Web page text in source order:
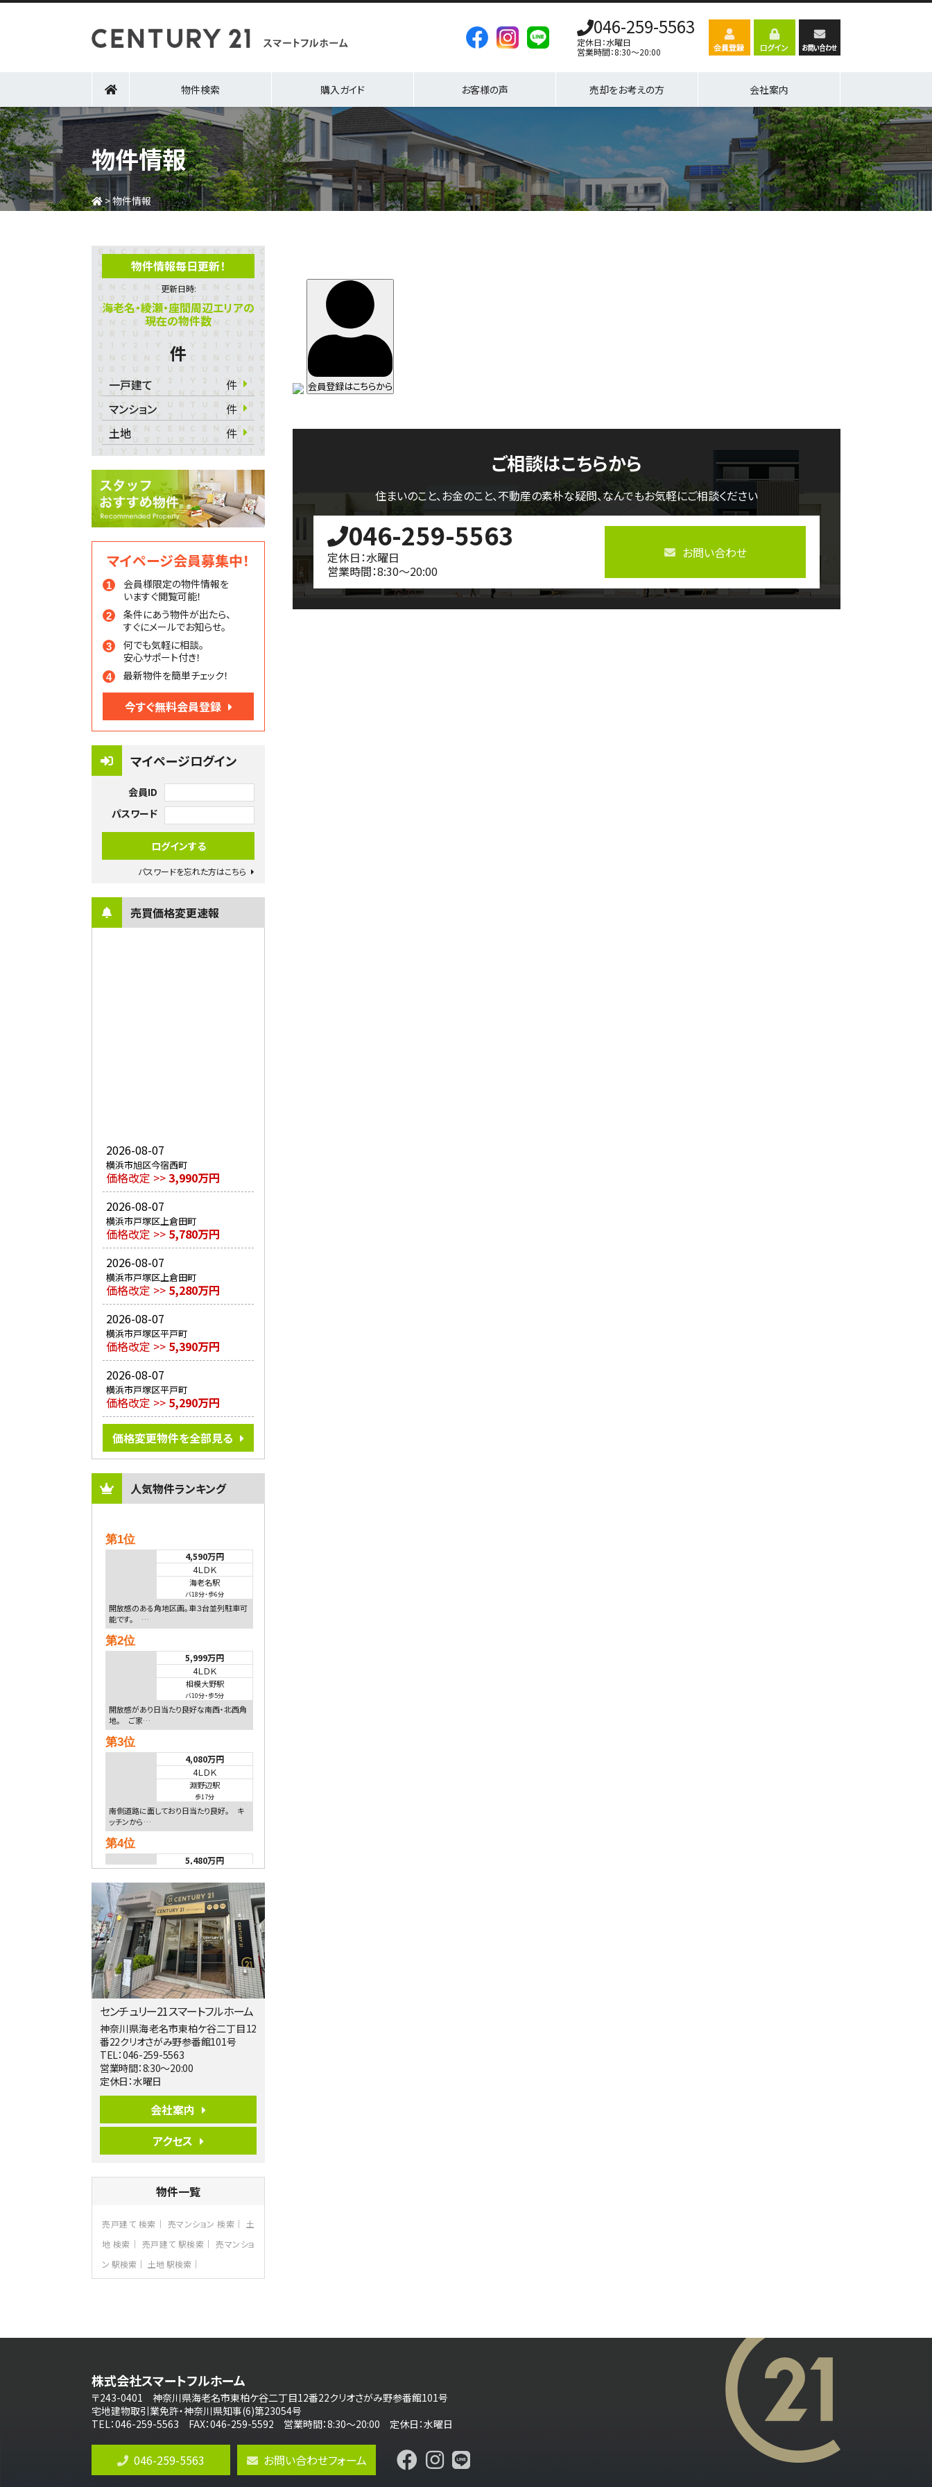
046-259-5563
定休日：水曜日
営業時間：8:30～20:00
物件検索 購入ガイド お客様の声 売却をお考えの方 会社案内
物件情報
>物件情報
物件情報毎日更新！
更新日時:
海老名・綾瀬・座間周辺エリアの
現在の物件数
件
一戸建て
件
マンション
件
土地
件
マイページ会員募集中！
会員様限定の物件情報を
いますぐ閲覧可能！
条件にあう物件が出たら、
すぐにメールでお知らせ。
何でも気軽に相談。
安心サポート付き！
最新物件を簡単チェック！
今すぐ無料会員登録
マイページログイン
会員ID
パスワード
パスワードを忘れた方はこちら
売買価格変更速報
2026-08-07
横浜市旭区今宿西町
価格改定 >>3,990万円
2026-08-07
横浜市戸塚区上倉田町
価格改定 >> 5,780万円
2026-08-07
横浜市戸塚区上倉田町
価格改定 >> 5,280万円
2026-08-07
横浜市戸塚区平戸町
価格改定 >> 5,390万円
2026-08-07
横浜市戸塚区平戸町
価格改定 >> 5,290万円
価格変更物件を全部見る
人気物件ランキング
第1位
4,590万円
4ＬＤＫ
海老名駅
バ18分・歩6分
開放感のある角地区画。車３台並列駐車可
能です。 …
第2位
5,999万円
4ＬＤＫ
相模大野駅
バ10分・歩5分
開放感があり日当たり良好な南西・北西角
地。 ご家…
第3位
4,080万円
4ＬＤＫ
淵野辺駅
歩17分
南側道路に面しており日当たり良好。 キ
ッチンから…
第4位
5,480万円
相模大野駅
バ9分・ 歩4分
２０１５年６月築、積水ハウス施工住宅で
す。 南東…
第5位
3,680万円
4ＬＤＫ
橋本駅
バ19分・歩8分
開放感があり日当たり良好な南西・北西角
地区画。 …
第6位
3,680万円
4ＳＬＤＫ
リビングダイニング部分の床暖房完備 車
並列2台駐…
4ＬＤＫ
さがみ野駅
る広さ…
第8位
4,190万円
4ＬＤＫ
4ＬＤＫ
長後駅
バ11分 ・歩6分
全棟ＬＤＫは16帖の4ＬＤＫ！食器洗い乾燥
機や浴…
3,990万円
センチュリー21スマートフルホーム
神奈川県海老名市東柏ケ谷二丁目12
番22クリオさがみ野参番館101号
TEL：046-259-5563
営業時間：8:30～20:00
定休日：水曜日
会社案内
アクセス
物件一覧
売戸建て 検索 売マンション 検索
土
地 検索
売戸建て 駅検索
売マンショ
ン 駅検索
土地 駅検索
会員登録はこちらから
ご相談はこちらから
住まいのこと、お金のこと、不動産の素朴な疑問、なんでもお気軽にご相談ください
046-259-5563
定休日：水曜日
営業時間：8:30～20:00
お問い合わせ
株式会社スマートフルホーム
〒243-0401 神奈川県海老名市東柏ケ谷二丁目12番22クリオさがみ野参番館101号
宅地建物取引業免許・神奈川県知事(6)第23054号
TEL：046-259-5563 FAX：046-259-5592 営業時間：8:30～20:00 定休日：水曜日
046-259-5563 お問い合わせフォーム